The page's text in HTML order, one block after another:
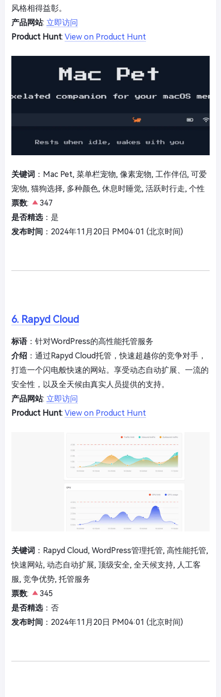
风格相得益彰。
产品网站: 立即访问
Product Hunt: View on Product Hunt
关键词 ：Mac Pet, 菜单栏宠物, 像素宠物, 工作伴侣, 可爱
宠物, 猫狗选择, 多种颜色, 休息时睡觉, 活跃时行走, 个性
票数:
347
是否精选：是
发布时间 ：2024年11月20日 PM04:01 (北京时间)
6. Rapyd Cloud
标语：针对WordPress的高性能托管服务
介绍 ：通过Rapyd Cloud托管，快速超越你的竞争对手，
打造一个闪电般快速的网站。享受动态自动扩展、一流的
安全性，以及全天候由真实人员提供的支持。
产品网站: 立即访问
Product Hunt: View on Product Hunt
关键词 ：Rapyd Cloud, WordPress管理托管, 高性能托管,
快速网站, 动态自动扩展, 顶级安全, 全天候支持, 人工客
服, 竞争优势, 托管服务
票数:
345
是否精选：否
发布时间 ：2024年11月20日 PM04:01 (北京时间)